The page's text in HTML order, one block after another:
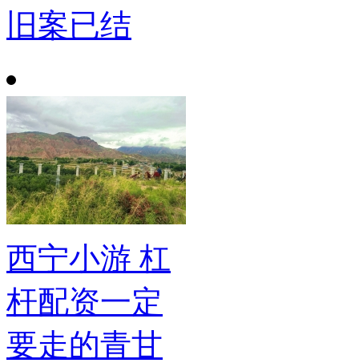
旧案已结
西宁小游 杠
杆配资一定
要走的青甘